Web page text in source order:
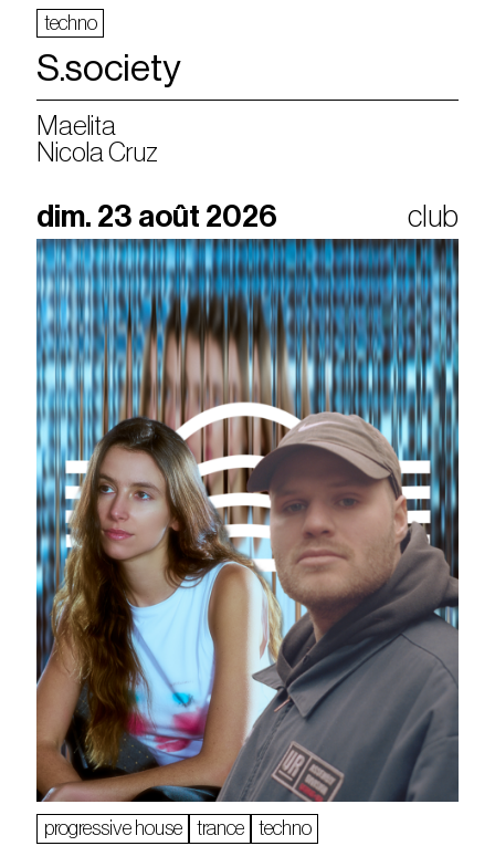
techno
S.society
Maelita
Nicola Cruz
dim. 23 août 2026 club
progressive house trance techno